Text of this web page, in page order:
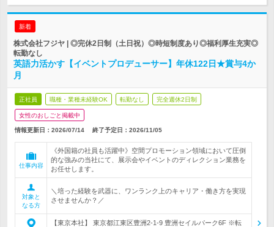
新着
株式会社フジヤ | ◎完休2日制（土日祝）◎時短制度あり◎福利厚生充実◎
転勤なし
英語力活かす【イベントプロデューサー】年休122日★賞与4か
月
正社員 職種・業種未経験OK 転勤なし 完全週休2日制
女性のおしごと掲載中
情報更新日：2026/07/14 終了予定日： 2026/11/05
仕事内容
《外国籍の社員も活躍中》空間プロモーション領域において圧倒
的な強みの当社にて、展示会やイベントのディレクション業務を
お任せします。
対象と
なる方
＼培った経験を武器に、ワンランク上のキャリア・働き方を実現
させませんか？／
【東京本社】 東京都江東区豊洲2-1-9 豊洲セイルパーク6F ※転